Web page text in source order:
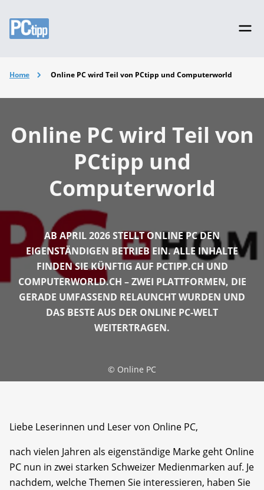
Home Online PC wird Teil von PCtipp und Computerworld
Online PC wird Teil von
PCtipp und
Computerworld
AB APRIL 2026 STELLT ONLINE PC DEN
EIGENSTÄNDIGEN BETRIEB EIN. ALLE INHALTE
FINDEN SIE KÜNFTIG AUF PCTIPP.CH UND
COMPUTERWORLD.CH – ZWEI PLATTFORMEN, DIE
GERADE UMFASSEND RELAUNCHT WURDEN UND
DAS BESTE AUS DER ONLINE PC-WELT
WEITERTRAGEN.
© Online PC
Liebe Leserinnen und Leser von Online PC,
nach vielen Jahren als eigenständige Marke geht Online
PC nun in zwei starken Schweizer Medienmarken auf. Je
nachdem, welche Themen Sie interessieren, haben Sie